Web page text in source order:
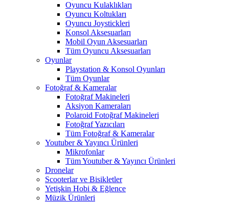
Oyuncu Kulaklıkları
Oyuncu Koltukları
Oyuncu Joystickleri
Konsol Aksesuarları
Mobil Oyun Aksesuarları
Tüm Oyuncu Aksesuarları
Oyunlar
Playstation & Konsol Oyunları
Tüm Oyunlar
Fotoğraf & Kameralar
Fotoğraf Makineleri
Aksiyon Kameraları
Polaroid Fotoğraf Makineleri
Fotoğraf Yazıcıları
Tüm Fotoğraf & Kameralar
Youtuber & Yayıncı Ürünleri
Mikrofonlar
Tüm Youtuber & Yayıncı Ürünleri
Dronelar
Scooterlar ve Bisikletler
Yetişkin Hobi & Eğlence
Müzik Ürünleri